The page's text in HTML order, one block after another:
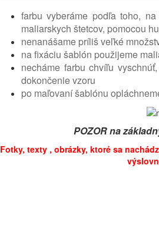
farbu vyberáme podľa toho,
maliarskych štetcov, pomocou
nenanášame príliš veľké
na fixáciu šablón použijeme
necháme farbu chvíľu
dokončenie vzoru
po maľovaní šablónu
POZOR na
Fotky, texty , obrázky, ktoré sa